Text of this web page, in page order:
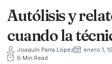
Autólisis y
cuando la
Joaquín Parra López enero 1,
6 Min Read